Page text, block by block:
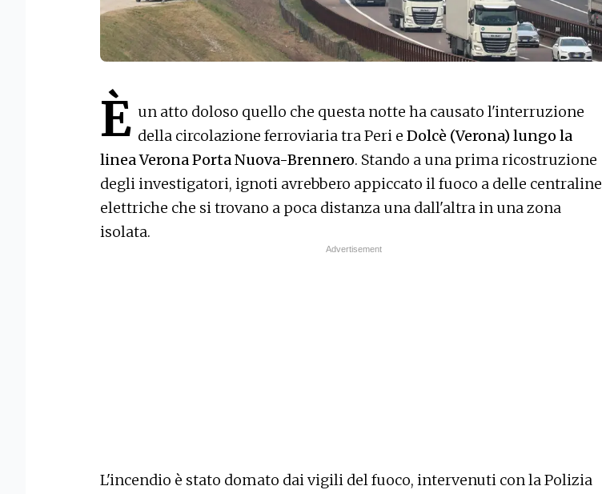
È un atto doloso quello che questa notte ha causato l'interruzione
della circolazione ferroviaria tra Peri e Dolcè (Verona) lungo la
linea Verona Porta Nuova-Brennero. Stando a una prima ricostruzione
degli investigatori, ignoti avrebbero appiccato il fuoco a delle centraline
elettriche che si trovano a poca distanza una dall'altra in una zona
isolata.
L'incendio è stato domato dai vigili del fuoco, intervenuti con la Polizia